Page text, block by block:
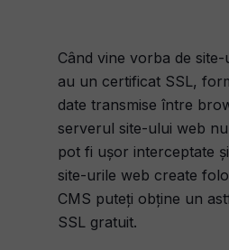
Când vine vorba de
au un certificat SSL,
date transmise între
serverul site-ului web
pot fi ușor interceptate
site-urile web create
CMS puteți obține un
SSL gratuit.